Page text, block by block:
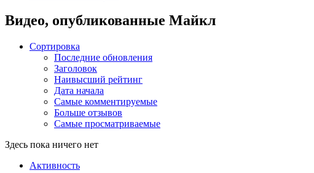
Видео, опубликованные Майкл
Сортировка
Последние обновления
Заголовок
Наивысший рейтинг
Дата начала
Самые комментируемые
Больше отзывов
Самые просматриваемые
Здесь пока ничего нет
Активность